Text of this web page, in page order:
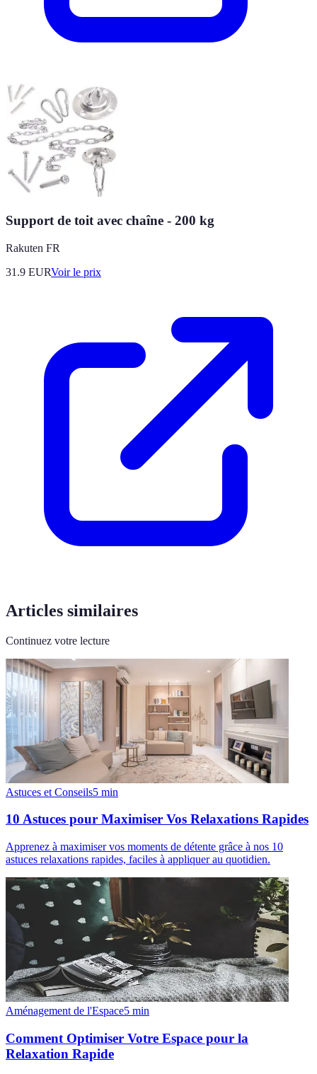
Support de toit avec chaîne - 200 kg
Rakuten FR
31.9 EURVoir le prix
Articles similaires
Continuez votre lecture
Astuces et Conseils5 min
10 Astuces pour Maximiser Vos Relaxations Rapides
Apprenez à maximiser vos moments de détente grâce à nos 10
astuces relaxations rapides, faciles à appliquer au quotidien.
Aménagement de l'Espace5 min
Comment Optimiser Votre Espace pour la
Relaxation Rapide